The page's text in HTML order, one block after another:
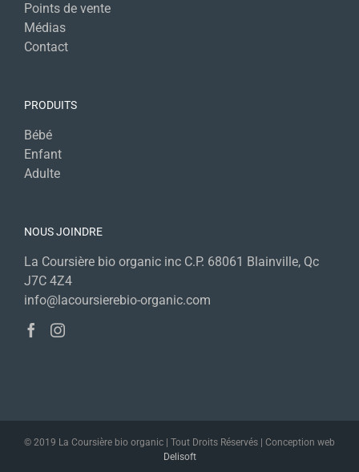
Points de vente
Médias
Contact
PRODUITS
Bébé
Enfant
Adulte
NOUS JOINDRE
La Coursière bio organic inc C.P. 68061 Blainville, Qc
J7C 4Z4
info@lacoursierebio-organic.com
© 2019 La Coursière bio organic | Tout Droits Réservés | Conception web
Delisoft